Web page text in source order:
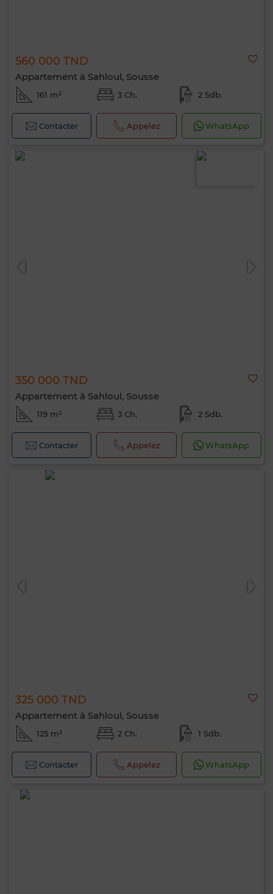
560 000 TND
Appartement à Sahloul, Sousse
161 m² 3 Ch. 2 Sdb.
Contacter Appelez WhatsApp
350 000 TND
Appartement à Sahloul, Sousse
119 m² 3 Ch. 2 Sdb.
Contacter Appelez WhatsApp
325 000 TND
Appartement à Sahloul, Sousse
125 m² 2 Ch. 1 Sdb.
Contacter Appelez WhatsApp